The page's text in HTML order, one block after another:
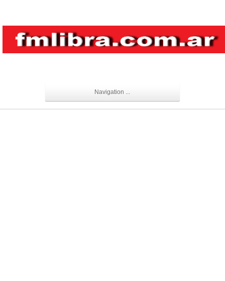
Navigation ...